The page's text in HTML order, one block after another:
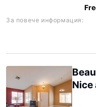
За повече информация:
Nice